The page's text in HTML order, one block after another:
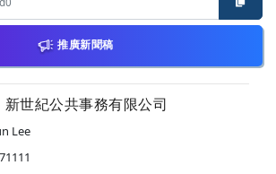
推廣新聞稿
世紀公共事務有限公司
Lee